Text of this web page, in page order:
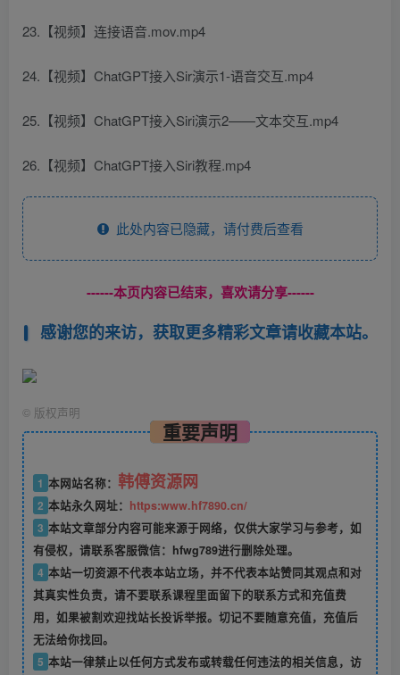
23.【视频】连接语音.mov.mp4
24.【视频】ChatGPT接入Sir演示1-语音交互.mp4
25.【视频】ChatGPT接入Siri演示2——文本交互.mp4
26.【视频】ChatGPT接入Siri教程.mp4
此处内容已隐藏，请付费后查看
------本页内容已结束，喜欢请分享------
感谢您的来访，获取更多精彩文章请收藏本站。
© 版权声明
重要声明
1 本网站名称： 韩傅资源网
2 本站永久网址： https:www.hf7890.cn/
3 本站文章部分内容可能来源于网络，仅供大家学习与参考，如
有侵权，请联系客服微信：hfwg789进行删除处理。
4 本站一切资源不代表本站立场，并不代表本站赞同其观点和对
其真实性负责，请不要联系课程里面留下的联系方式和充值费
用，如果被割欢迎找站长投诉举报。切记不要随意充值，充值后
无法给你找回。
5 本站一律禁止以任何方式发布或转载任何违法的相关信息，访